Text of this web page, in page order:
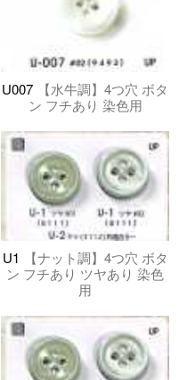
U007
【水牛調】4つ穴 ボタ
ン フチあり 染色用
U1
【ナット調】4つ穴 ボタ
ン フチあり ツヤあり 染色
用